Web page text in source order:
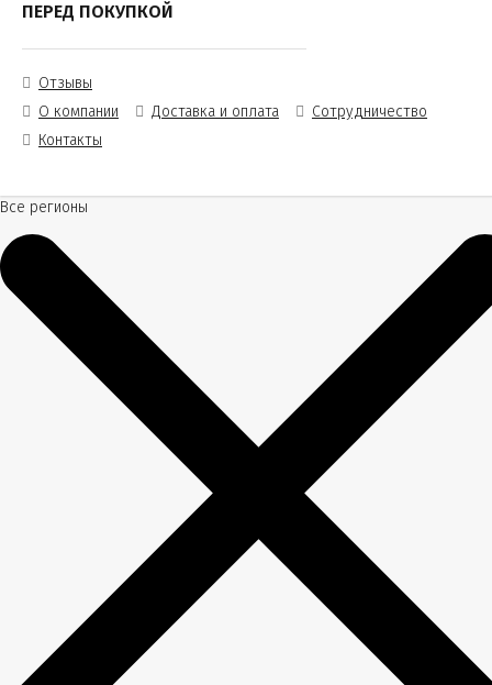
ПЕРЕД ПОКУПКОЙ
Отзывы
О компании
Доставка и оплата
Сотрудничество
Контакты
Все регионы